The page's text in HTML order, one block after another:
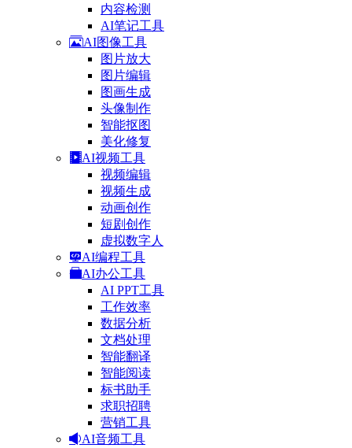
内容检测
AI笔记工具
AI图像工具
图片放大
图片编辑
图画生成
头像制作
智能抠图
美化修复
AI视频工具
视频编辑
视频生成
动画创作
短剧创作
虚拟数字人
AI编程工具
AI办公工具
AI PPT工具
工作效率
数据分析
文档处理
智能翻译
智能阅读
标书助手
求职招聘
营销工具
AI音频工具